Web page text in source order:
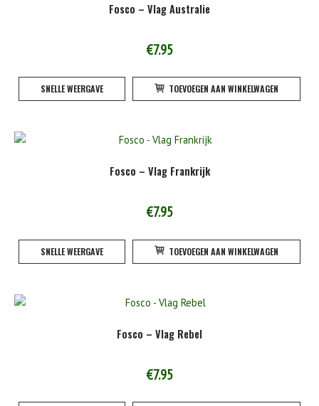
Fosco – Vlag Australie
€7.95
SNELLE WEERGAVE TOEVOEGEN AAN WINKELWAGEN
Fosco – Vlag Frankrijk
€7.95
SNELLE WEERGAVE TOEVOEGEN AAN WINKELWAGEN
Fosco – Vlag Rebel
€7.95